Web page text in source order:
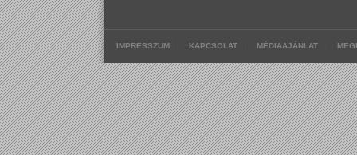
IMPRESSZUM KAPCSOLAT MÉDIAAJÁNLAT